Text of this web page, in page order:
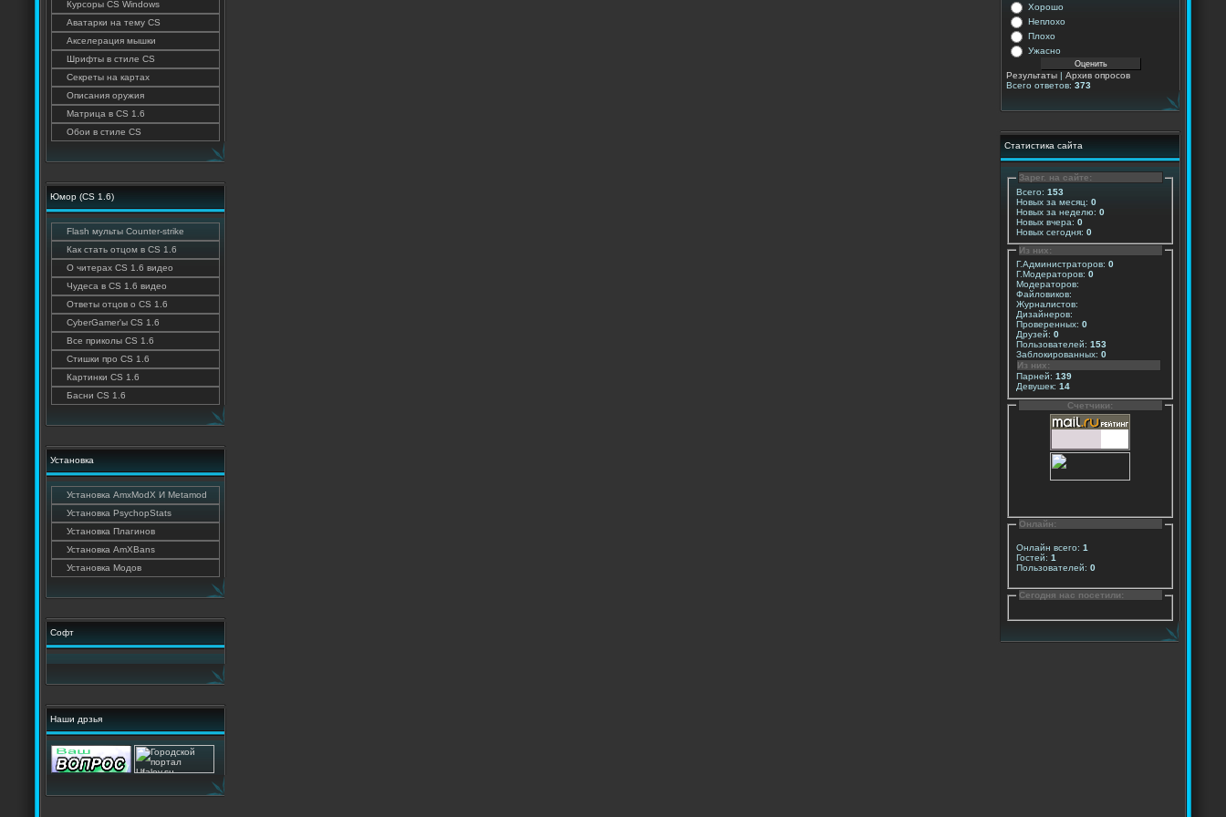
Курсоры CS Windows
Аватарки на тему CS
Акселерация мышки
Шрифты в стиле CS
Секреты на картах
Описания оружия
Матрица в CS 1.6
Обои в стиле CS
Юмор (CS 1.6)
Flash мульты Counter-strike
Как стать отцом в CS 1.6
О читерах CS 1.6 видео
Чудеса в CS 1.6 видео
Ответы отцов о CS 1.6
CyberGamer'ы CS 1.6
Все приколы CS 1.6
Стишки про CS 1.6
Картинки CS 1.6
Басни CS 1.6
Установка
Установка AmxModX И Metamod
Установка PsychopStats
Установка Плагинов
Установка AmXBans
Установка Модов
Софт
Наши дрзья
Хорошо
Неплохо
Плохо
Ужасно
Результаты | Архив опросов
Всего ответов: 373
Статистика сайта
Зарег. на сайте:
Всего: 153
Новых за месяц: 0
Новых за неделю: 0
Новых вчера: 0
Новых сегодня: 0
Из них:
Г.Администраторов: 0
Г.Модераторов: 0
Модераторов:
Файловиков:
Журналистов:
Дизайнеров:
Проверенных: 0
Друзей: 0
Пользователей: 153
Заблокированных: 0
Из них:
Парней: 139
Девушек: 14
Счетчики:
Онлайн:
Онлайн всего: 1
Гостей: 1
Пользователей: 0
Сегодня нас посетили: